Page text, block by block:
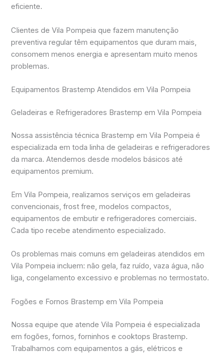
eficiente.
Clientes de Vila Pompeia que fazem manutenção
preventiva regular têm equipamentos que duram mais,
consomem menos energia e apresentam muito menos
problemas.
Equipamentos Brastemp Atendidos em Vila Pompeia
Geladeiras e Refrigeradores Brastemp em Vila Pompeia
Nossa assistência técnica Brastemp em Vila Pompeia é
especializada em toda linha de geladeiras e refrigeradores
da marca. Atendemos desde modelos básicos até
equipamentos premium.
Em Vila Pompeia, realizamos serviços em geladeiras
convencionais, frost free, modelos compactos,
equipamentos de embutir e refrigeradores comerciais.
Cada tipo recebe atendimento especializado.
Os problemas mais comuns em geladeiras atendidos em
Vila Pompeia incluem: não gela, faz ruído, vaza água, não
liga, congelamento excessivo e problemas no termostato.
Fogões e Fornos Brastemp em Vila Pompeia
Nossa equipe que atende Vila Pompeia é especializada
em fogões, fornos, forninhos e cooktops Brastemp.
Trabalhamos com equipamentos a gás, elétricos e